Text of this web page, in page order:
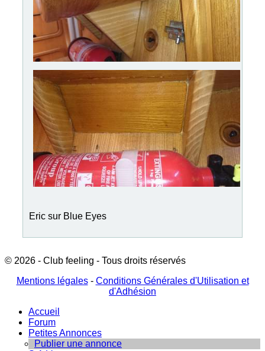
Eric sur Blue Eyes
© 2026 - Club feeling - Tous droits réservés
Mentions légales- Conditions Générales d'Utilisation et
d'Adhésion
Accueil
Forum
Petites Annonces
Publier une annonce